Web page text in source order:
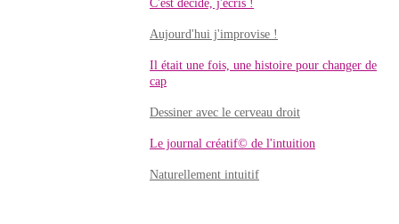
C'est décidé, j'écris !
Aujourd'hui j'improvise !
Il était une fois, une histoire pour changer de
cap
Dessiner avec le cerveau droit
Le journal créatif© de l'intuition
Naturellement intuitif